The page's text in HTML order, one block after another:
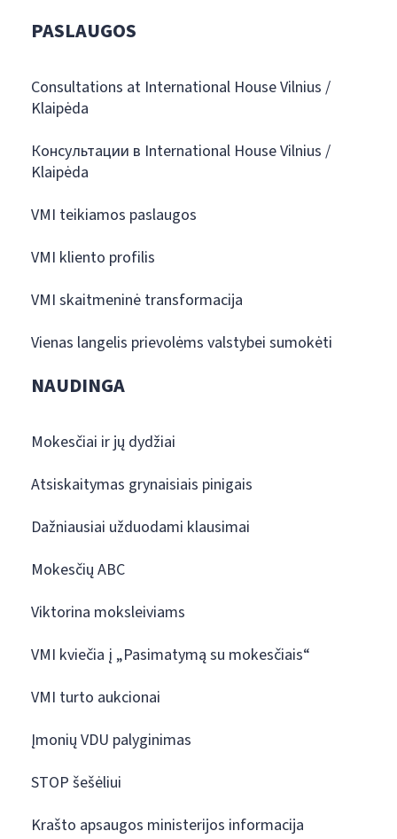
PASLAUGOS
Consultations at International House Vilnius /
Klaipėda
Консультации в International House Vilnius /
Klaipėda
VMI teikiamos paslaugos
VMI kliento profilis
VMI skaitmeninė transformacija
Vienas langelis prievolėms valstybei sumokėti
NAUDINGA
Mokesčiai ir jų dydžiai
Atsiskaitymas grynaisiais pinigais
Dažniausiai užduodami klausimai
Mokesčių ABC
Viktorina moksleiviams
VMI kviečia į „Pasimatymą su mokesčiais“
VMI turto aukcionai
Įmonių VDU palyginimas
STOP šešėliui
Krašto apsaugos ministerijos informacija